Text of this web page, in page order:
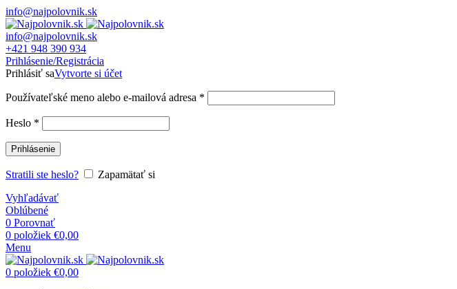
info@najpolovnik.sk
info@najpolovnik.sk
+421 948 390 934
Prihlásenie/Registrácia
Prihlásiť saVytvorte si účet
Používateľské meno alebo e-mailová adresa *
Heslo *
Prihlásenie
Stratili ste heslo?
Zapamätať si
Vyhľadávať
Oblúbené
0 Porovnať
0 položiek €0,00
Menu
0 položiek €0,00